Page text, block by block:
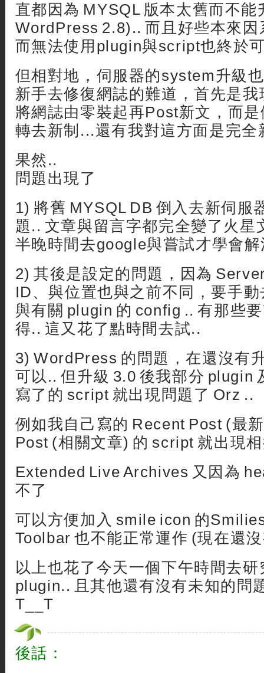
直都因為 MYSQL 版本太舊而不
WordPress 2.8).. 而且好些本來
而無法使用plugin與script也終於
但相對地，伺服器的system升級
新手去修復網誌的難道，首先是
將網誌由零裝起再Post新文，而
轉去新制...還有我對這方面是完全
果然..
問題出現了
1) 將舊 MYSQL DB 倒入去新伺服
題.. 文章與留言字都完全變了火星
半晚時間去google與嘗試才學會
2) 其後是設定的問題，因為
ID、與位置也與之前不同，要手
與有關 plugin 的 config .. 有那些
得.. 這又花了點時間去試..
3) WordPress 的問題，在還沒有
可以.. 但升級 3.0 後我部分 plugin
寫了的 script 就出現問題了 Orz ..
例如我自己寫的 Recent Post (最
Post (相關文章) 的 script 就出現
Extended Live Archives 又因為
不了
可以方便加入 smile icon 的
Toolbar 也不能正常運作 (現在還
以上也花了今天一個下午時間去
plugin.. 且其他還有沒有未知的問
T__T
後話：